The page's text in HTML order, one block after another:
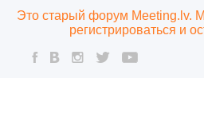
Это старый форум Meeting.lv.
регистрироваться и